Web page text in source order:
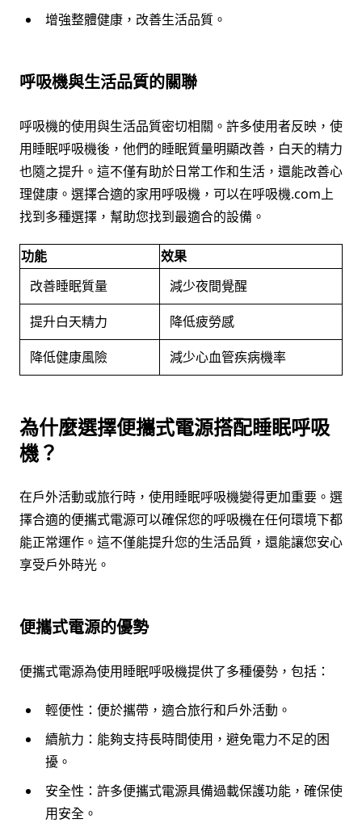
增強整體健康，改善生活品質。
呼吸機與生活品質的關聯
呼吸機的使用與生活品質密切相關。許多使用者反映，使
用睡眠呼吸機後，他們的睡眠質量明顯改善，白天的精力
也隨之提升。這不僅有助於日常工作和生活，還能改善心
理健康。選擇合適的家用呼吸機，可以在呼吸機.com上
找到多種選擇，幫助您找到最適合的設備。
功能
效果
改善睡眠質量
減少夜間覺醒
提升白天精力
降低疲勞感
降低健康風險
減少心血管疾病機率
為什麼選擇便攜式電源搭配睡眠呼吸
機？
在戶外活動或旅行時，使用睡眠呼吸機變得更加重要。選
擇合適的便攜式電源可以確保您的呼吸機在任何環境下都
能正常運作。這不僅能提升您的生活品質，還能讓您安心
享受戶外時光。
便攜式電源的優勢
便攜式電源為使用睡眠呼吸機提供了多種優勢，包括：
輕便性：便於攜帶，適合旅行和戶外活動。
續航力：能夠支持長時間使用，避免電力不足的困
擾。
安全性：許多便攜式電源具備過載保護功能，確保使
用安全。